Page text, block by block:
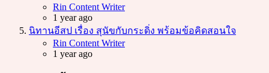
Posted
Rin Content Writer
1 year ago
นิทานอีสป เรื่อง สุนัขกับกระดิ่ง พร้อมข้อคิดสอนใจ
Posted
Rin Content Writer
1 year ago